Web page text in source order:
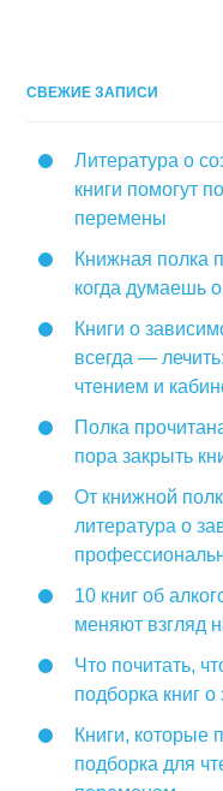
СВЕЖИЕ ЗАПИСИ
Литература о
книги помогут
перемены
Книжная полка
когда думаешь
Книги о
всегда —
чтением и
Полка
пора закрыть
От книжной
литература о
10 книг об
меняют взгляд
Что почитать,
подборка книг о
Книги, которые
подборка для